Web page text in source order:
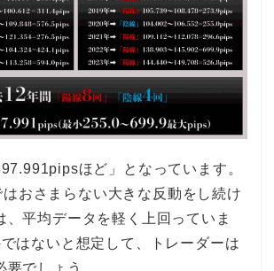
ほど」となっています。
おさまらない大きな反動をし続け
、平均データを軽く上回っていま
はないと想定して、トレーダーは
でしょう。